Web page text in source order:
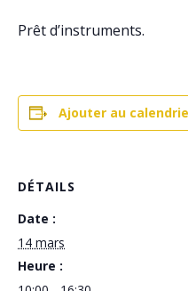
Prêt d’instruments.
Ajouter au
DÉTAILS
Date :
14 mars
Heure :